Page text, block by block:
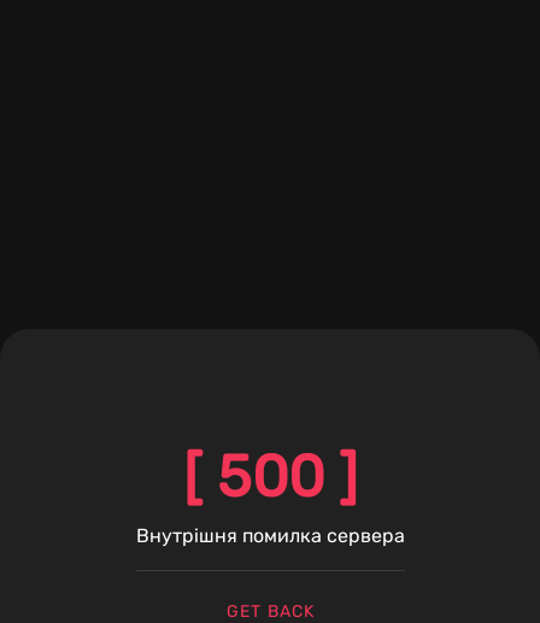
[ 500 ]
Внутрішня помилка сервера
GET BACK